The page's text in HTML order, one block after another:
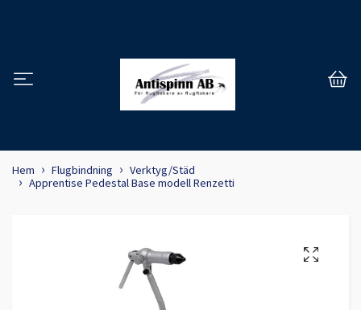
Hem Flugbindning
Verktyg/Städ
Apprentise Pedestal Base modell Renzetti